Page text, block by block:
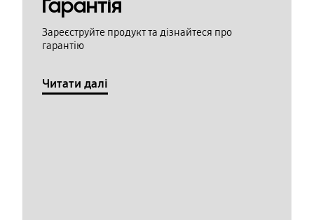
Гарантія
Зареєструйте продукт та дізнайтеся про
гарантію
Читати далі